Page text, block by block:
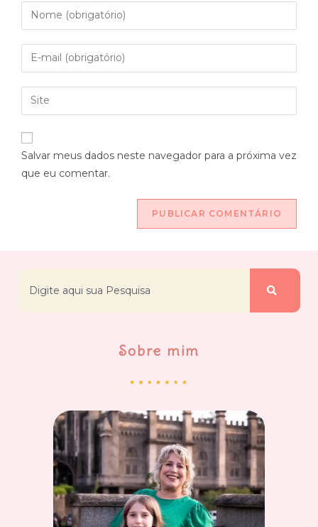
Salvar meus dados neste navegador para a próxima vez
que eu comentar.
Sobre mim